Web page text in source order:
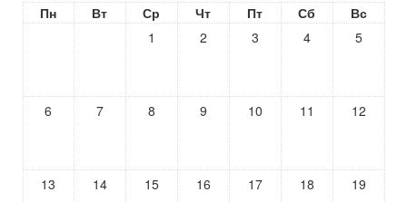
Пн Вт Ср Чт Пт Сб
Вс
1
2 3 4 5
6 7 8 9 10 11 12
13 14 15 16 17 18 19